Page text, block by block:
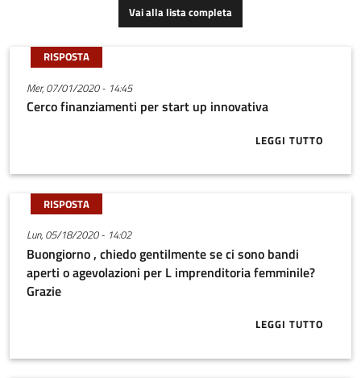
Vai alla lista completa
RISPOSTA
Mer, 07/01/2020 - 14:45
Cerco finanziamenti per start up innovativa
LEGGI TUTTO
ABOUT
RISPOSTA
Lun, 05/18/2020 - 14:02
Buongiorno , chiedo gentilmente se ci sono bandi
aperti o agevolazioni per L imprenditoria femminile?
Grazie
LEGGI TUTTO
ABOUT